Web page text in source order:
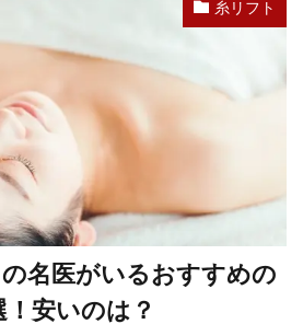
糸リフト
名医がいるおすすめの
安いのは？